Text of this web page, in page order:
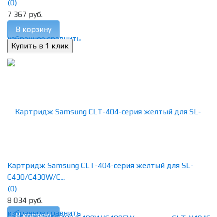
избранное сравнить
(0)
7 367 руб.
В корзину
избранное сравнить
Картридж Samsung CLT-404-серия желтый для SL-
C430/C430W/C...
(0)
8 034 руб.